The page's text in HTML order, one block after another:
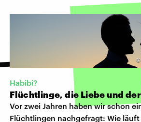
©
Habibi?
Flüchtlinge, die Liebe und der
Vor zwei Jahren haben wir schon
Flüchtlingen nachgefragt: Wie